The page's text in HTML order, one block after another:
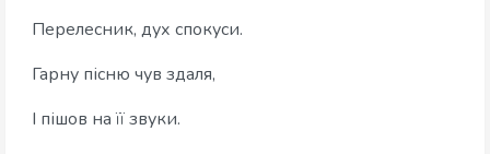
Перелесник, дух спокуси.
Гарну пісню чув здаля,
І пішов на її звуки.